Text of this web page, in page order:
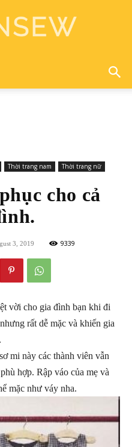
Thời trang nam Thời trang nữ
cho cả
3, 2019 9339
vời cho gia đình bạn khi đi
rất dễ mặc và khiến gia
mi này các thành viên vẫn
hợp. Rập váo của mẹ và
mặc như váy nha.